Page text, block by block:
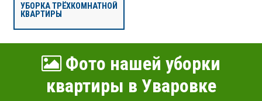
УБОРКА ТРЁХКОМНАТНОЙ
КВАРТИРЫ
Фото нашей уборки
квартиры в Уваровке